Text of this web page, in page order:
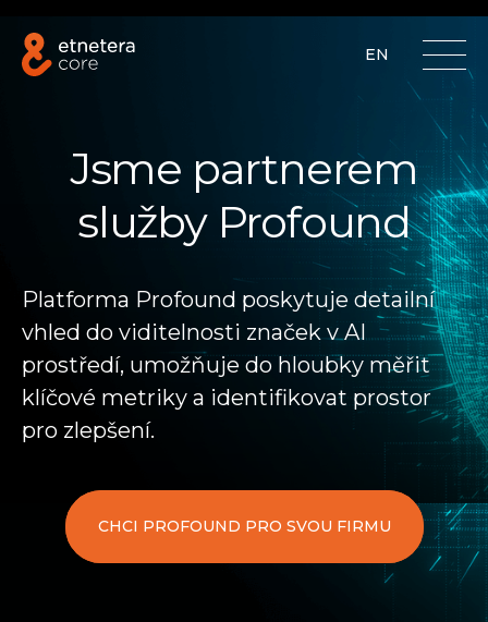
EN
Jsme partnerem
služby Profound
Platforma Profound poskytuje detailní
vhled do viditelnosti značek v AI
prostředí, umožňuje do hloubky měřit
klíčové metriky a identifikovat prostor
pro zlepšení.
CHCI PROFOUND PRO SVOU FIRMU